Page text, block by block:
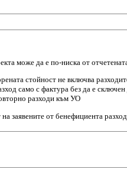
може да е по-ниска от
стойност не включва
само с фактура без да е
разходи към УО
заявените от бенефициента